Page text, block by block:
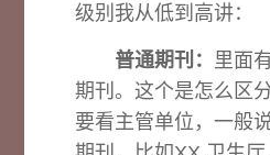
级别我从低到高讲：
普通期刊： 里面
期刊。这个是怎么区
要看主管单位，一般